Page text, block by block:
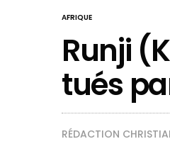
AFRIQUE
Runji
tués
RÉDACTION